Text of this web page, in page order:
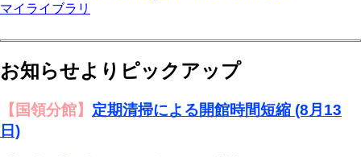
マイライブラリ
お知らせよりピックアップ
【国領分館】 定期清掃による開館時間短縮 (8月13
日)